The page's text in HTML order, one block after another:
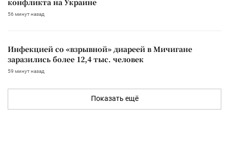
56 минут назад
Инфекцией со «взрывной» диареей в Мичигане
заразились более 12,4 тыс. человек
59 минут назад
Показать ещё